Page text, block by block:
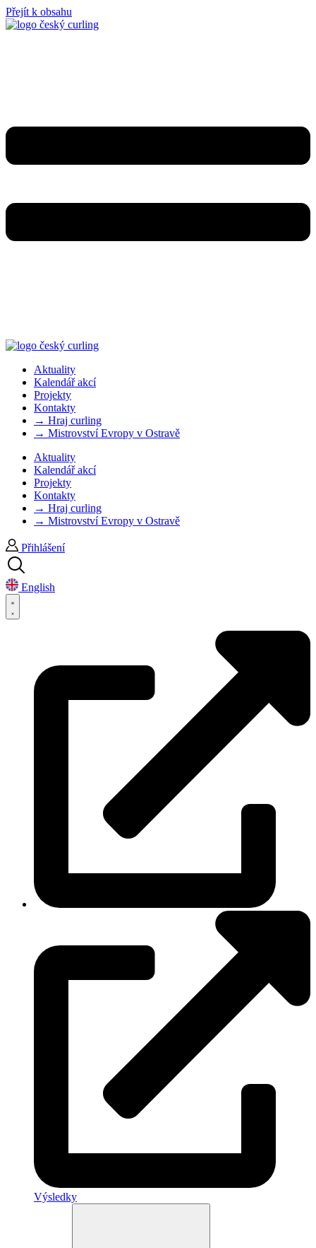
Přejít k obsahu
Aktuality
Kalendář akcí
Projekty
Kontakty
→ Hraj curling
→ Mistrovství Evropy v Ostravě
Aktuality
Kalendář akcí
Projekty
Kontakty
→ Hraj curling
→ Mistrovství Evropy v Ostravě
Přihlášení
English
Výsledky